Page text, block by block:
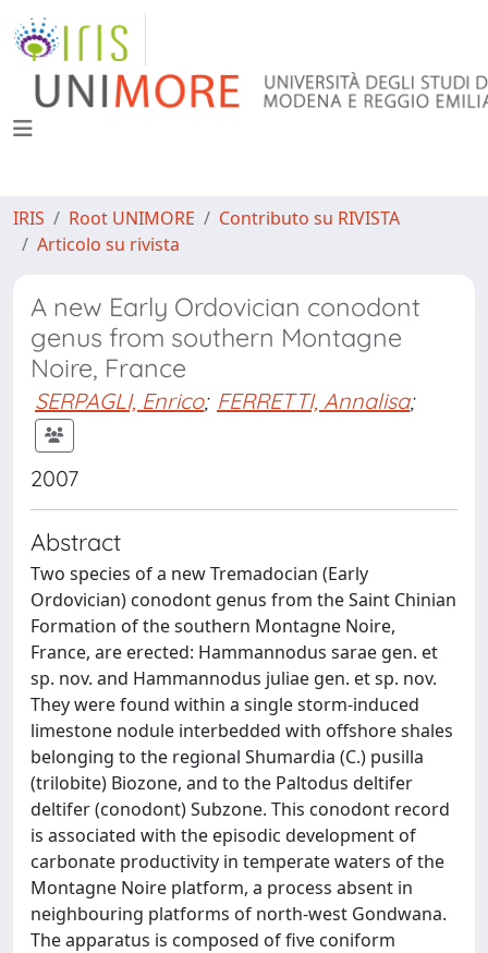
IRIS Root UNIMORE
Contributo su RIVISTA
Articolo su rivista
A new Early Ordovician conodont
genus from southern Montagne
Noire, France
SERPAGLI, Enrico; FERRETTI, Annalisa;
2007
Abstract
Two species of a new Tremadocian (Early
Ordovician) conodont genus from the Saint Chinian
Formation of the southern Montagne Noire,
France, are erected: Hammannodus sarae gen. et
sp. nov. and Hammannodus juliae gen. et sp. nov.
They were found within a single storm-induced
limestone nodule interbedded with offshore shales
belonging to the regional Shumardia (C.) pusilla
(trilobite) Biozone, and to the Paltodus deltifer
deltifer (conodont) Subzone. This conodont record
is associated with the episodic development of
carbonate productivity in temperate waters of the
Montagne Noire platform, a process absent in
neighbouring platforms of north-west Gondwana.
The apparatus is composed of five coniform